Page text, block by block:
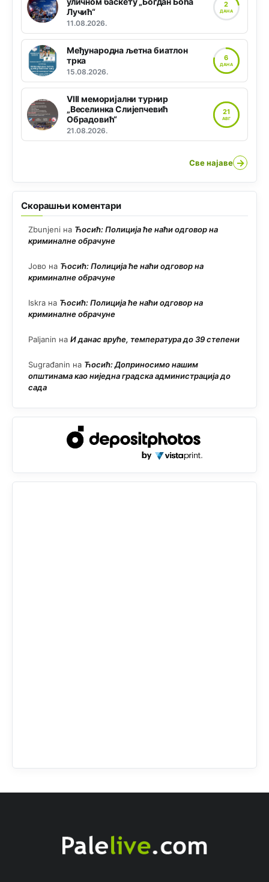
Лучић“
11.08.2026.
2
ДАНА
Међународна љетна биатлон
трка
15.08.2026.
6
ДАНА
VIII меморијални турнир
„Веселинка Слијепчевић
Обрадовић“
21.08.2026.
21
АВГ
Све најаве →
Скорашњи коментари
Zbunjeni на Ћосић: Полиција ће наћи одговор на
криминалне обрачуне
Јово на Ћосић: Полиција ће наћи одговор на
криминалне обрачуне
Iskra на Ћосић: Полиција ће наћи одговор на
криминалне обрачуне
Paljanin на И данас вруће, температура до 39 степени
Sugrađanin на Ћосић: Доприносимо нашим
општинама као ниједна градска администрација до
сада